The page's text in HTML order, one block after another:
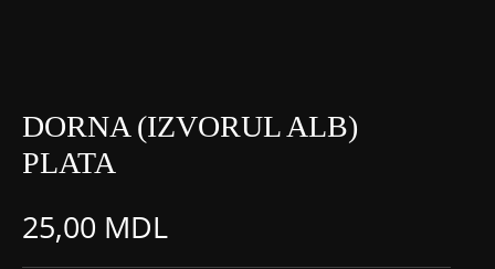
DORNA (IZVORUL ALB)
PLATA
25,00 MDL